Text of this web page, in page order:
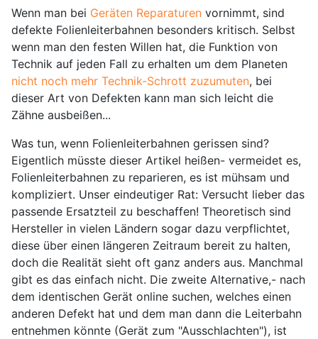
Wenn man bei Geräten Reparaturen vornimmt, sind
defekte Folienleiterbahnen besonders kritisch. Selbst
wenn man den festen Willen hat, die Funktion von
Technik auf jeden Fall zu erhalten um dem Planeten
nicht noch mehr Technik-Schrott zuzumuten, bei
dieser Art von Defekten kann man sich leicht die
Zähne ausbeißen...
Was tun, wenn Folienleiterbahnen gerissen sind?
Eigentlich müsste dieser Artikel heißen- vermeidet es,
Folienleiterbahnen zu reparieren, es ist mühsam und
kompliziert. Unser eindeutiger Rat: Versucht lieber das
passende Ersatzteil zu beschaffen! Theoretisch sind
Hersteller in vielen Ländern sogar dazu verpflichtet,
diese über einen längeren Zeitraum bereit zu halten,
doch die Realität sieht oft ganz anders aus. Manchmal
gibt es das einfach nicht. Die zweite Alternative,- nach
dem identischen Gerät online suchen, welches einen
anderen Defekt hat und dem man dann die Leiterbahn
entnehmen könnte (Gerät zum "Ausschlachten"), ist